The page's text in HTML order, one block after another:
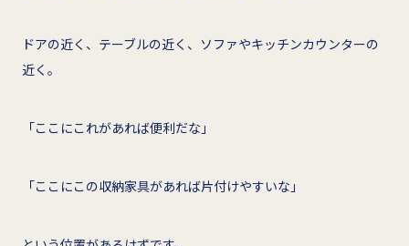
ドアの近く、テーブルの近く、ソファやキッチンカウンターの
近く。
「ここにこれがあれば便利だな」
「ここにこの収納家具があれば片付けやすいな」